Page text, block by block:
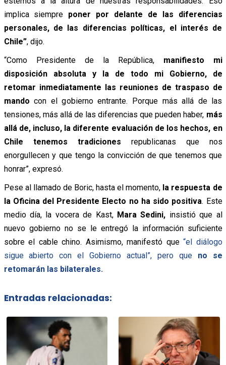
implica siempre poner por delante de las diferencias
personales, de las diferencias políticas, el interés de
Chile”, dijo.
“Como Presidente de la República, manifiesto mi
disposición absoluta y la de todo mi Gobierno, de
retomar inmediatamente las reuniones de traspaso de
mando con el gobierno entrante. Porque más allá de las
tensiones, más allá de las diferencias que pueden haber, más
allá de, incluso, la diferente evaluación de los hechos, en
Chile tenemos tradiciones republicanas que nos
enorgullecen y que tengo la convicción de que tenemos que
honrar”, expresó.
Pese al llamado de Boric, hasta el momento, la respuesta de
la Oficina del Presidente Electo no ha sido positiva. Este
medio día, la vocera de Kast, Mara Sedini, insistió que al
nuevo gobierno no se le entregó la información suficiente
sobre el cable chino. Asimismo, manifestó que “el diálogo
sigue abierto con el Gobierno actual”, pero que no se
retomarán las bilaterales.
Entradas relacionadas: